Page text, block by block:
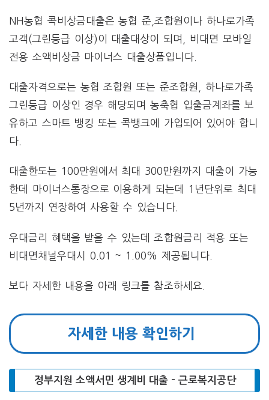
NH농협 콕비상금대출은 농협 준,조합원이나 하나로가족
고객(그린등급 이상)이 대출대상이 되며, 비대면 모바일
전용 소액비상금 마이너스 대출상품입니다.
대출자격으로는 농협 조합원 또는 준조합원, 하나로가족
그린등급 이상인 경우 해당되며 농축협 입출금계좌를 보
유하고 스마트 뱅킹 또는 콕뱅크에 가입되어 있어야 합니
다.
대출한도는 100만원에서 최대 300만원까지 대출이 가능
한데 마이너스통장으로 이용하게 되는데 1년단위로 최대
5년까지 연장하여 사용할 수 있습니다.
우대금리 혜택을 받을 수 있는데 조합원금리 적용 또는
비대면채널우대시 0.01 ~ 1.00% 제공됩니다.
보다 자세한 내용을 아래 링크를 참조하세요.
자세한 내용 확인하기
정부지원 소액서민 생계비 대출 – 근로복지공단